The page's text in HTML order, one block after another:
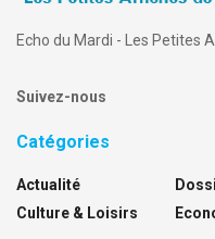
Echo du Mardi - Les Petites
Suivez-nous
Catégories
Actualité
Culture & Loisirs